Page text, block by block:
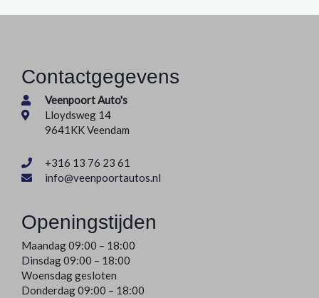
Contactgegevens
Veenpoort Auto's
Lloydsweg 14
9641KK Veendam
+316 13 76 23 61
info@veenpoortautos.nl
Openingstijden
Maandag 09:00 – 18:00
Dinsdag 09:00 – 18:00
Woensdag gesloten
Donderdag 09:00 – 18:00